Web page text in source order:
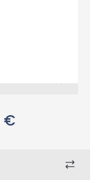
€